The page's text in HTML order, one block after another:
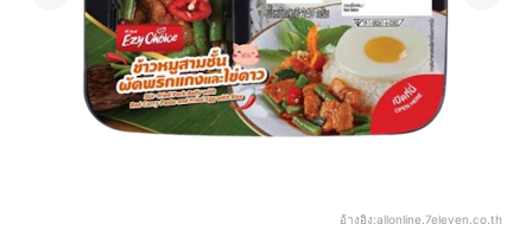
อ้างอิง:allonline.7eleven.co.th